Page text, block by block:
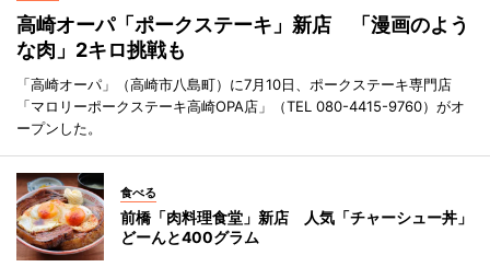
高崎オーパ「ポークステーキ」新店 「漫画のよう
な肉」2キロ挑戦も
「高崎オーパ」（高崎市八島町）に7月10日、ポークステーキ専門店
「マロリーポークステーキ高崎OPA店」（TEL 080-4415-9760）がオ
ープンした。
食べる
前橋「肉料理食堂」新店 人気「チャーシュー丼」
どーんと400グラム